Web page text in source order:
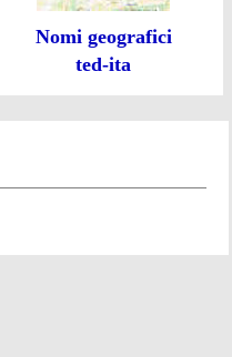
Nomi geografici
ted-ita